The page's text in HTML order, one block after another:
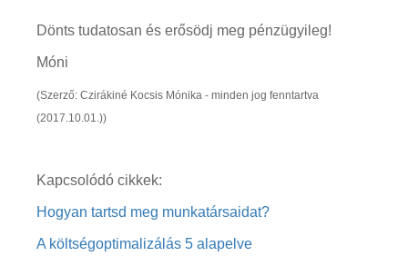
Dönts tudatosan és erősödj meg pénzügyileg!
Móni
(Szerző: Czirákiné Kocsis Mónika - minden jog fenntartva
(2017.10.01.))
Kapcsolódó cikkek:
Hogyan tartsd meg munkatársaidat?
A költségoptimalizálás 5 alapelve